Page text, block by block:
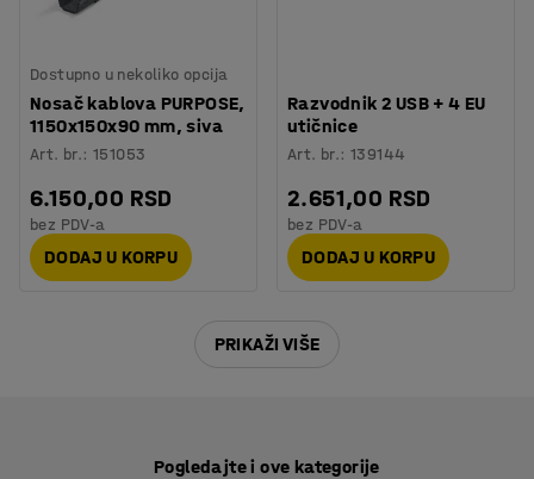
Dostupno u nekoliko opcija
Nosač kablova PURPOSE,
1150x150x90 mm, siva
Art. br.:151053
6.150,00 RSD
bez PDV-a
DODAJ U KORPU
Razvodnik 2 USB + 4 EU
utičnice
Art. br.:139144
2.651,00 RSD
bez PDV-a
DODAJ U KORPU
PRIKAŽI VIŠE
Pogledajte i ove kategorije